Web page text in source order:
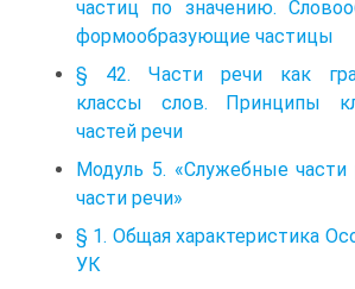
частиц по значению.
формообразующие частицы
§ 42. Части речи как
классы слов. Принципы
частей речи
Модуль 5. «Служебные
части речи»
§ 1. Общая характеристика
УК